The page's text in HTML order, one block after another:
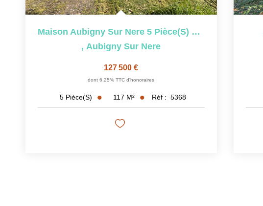
Maison Aubigny Sur Nere 5 Pièce(s) 117 M²
, Aubigny Sur Nere
127 500 €
dont 6,25% TTC d'honoraires
5 Pièce(s) 117 M² Réf : 5368